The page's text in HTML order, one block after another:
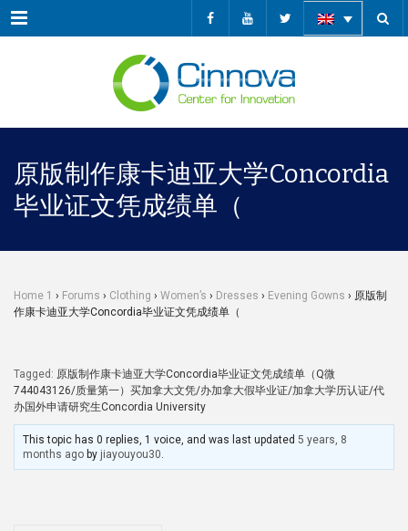
Menu
原版制作康卡迪亚大学Concordia
毕业证文凭成绩单（
Home 1 › Forums › Clothing › Women’s › Dresses › Evening Gowns › 原版制
作康卡迪亚大学Concordia毕业证文凭成绩单（
Tagged: 原版制作康卡迪亚大学Concordia毕业证文凭成绩单（Q微
744043126/质量第一）买加拿大文凭/办加拿大假毕业证/加拿大学历认证/代
办国外申请研究生Concordia University
This topic has 0 replies, 1 voice, and was last updated5 years, 8
months ago by jiayouyou30.